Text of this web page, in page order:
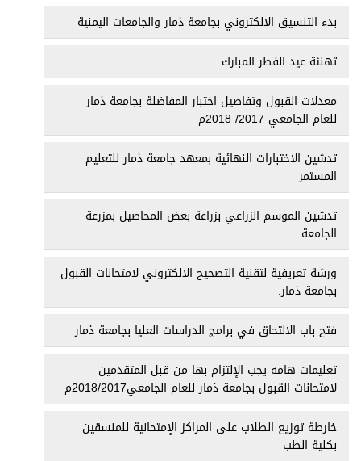
بدء التنسيق الالكتروني بجامعة ذمار والجامعات اليمنية
تهنئة عيد الفطر المبارك
معدلات القبول وتفاصيل اختبار المفاضلة بجامعة ذمار
للعام الجامعي 2017/ 2018م
تدشين الاختبارات النهائية بمعهد جامعة ذمار للتعليم
المستمر
تدشين الموسم الزراعي بزراعة بعض المحاصيل بمزرعة
الجامعة
ورشة تعريفية لتقنية التصحيح الالكتروني لامتحانات القبول
بجامعة ذمار.
فتح باب الالتحاق في برامج الدراسات العليا بجامعة ذمار
تعليمات هامه يجب الإلتزام بها من قبل المتقدمين
لامتحانات القبول بجامعة ذمار للعام الجامعي2018/2017م
خارطة توزيع الطلاب على المراكز الإمتحانية للمنسقين
بكلية الطب